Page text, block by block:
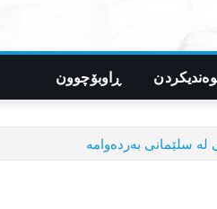
ڕاوبۆچوون
سلێمانی بەردەوامە